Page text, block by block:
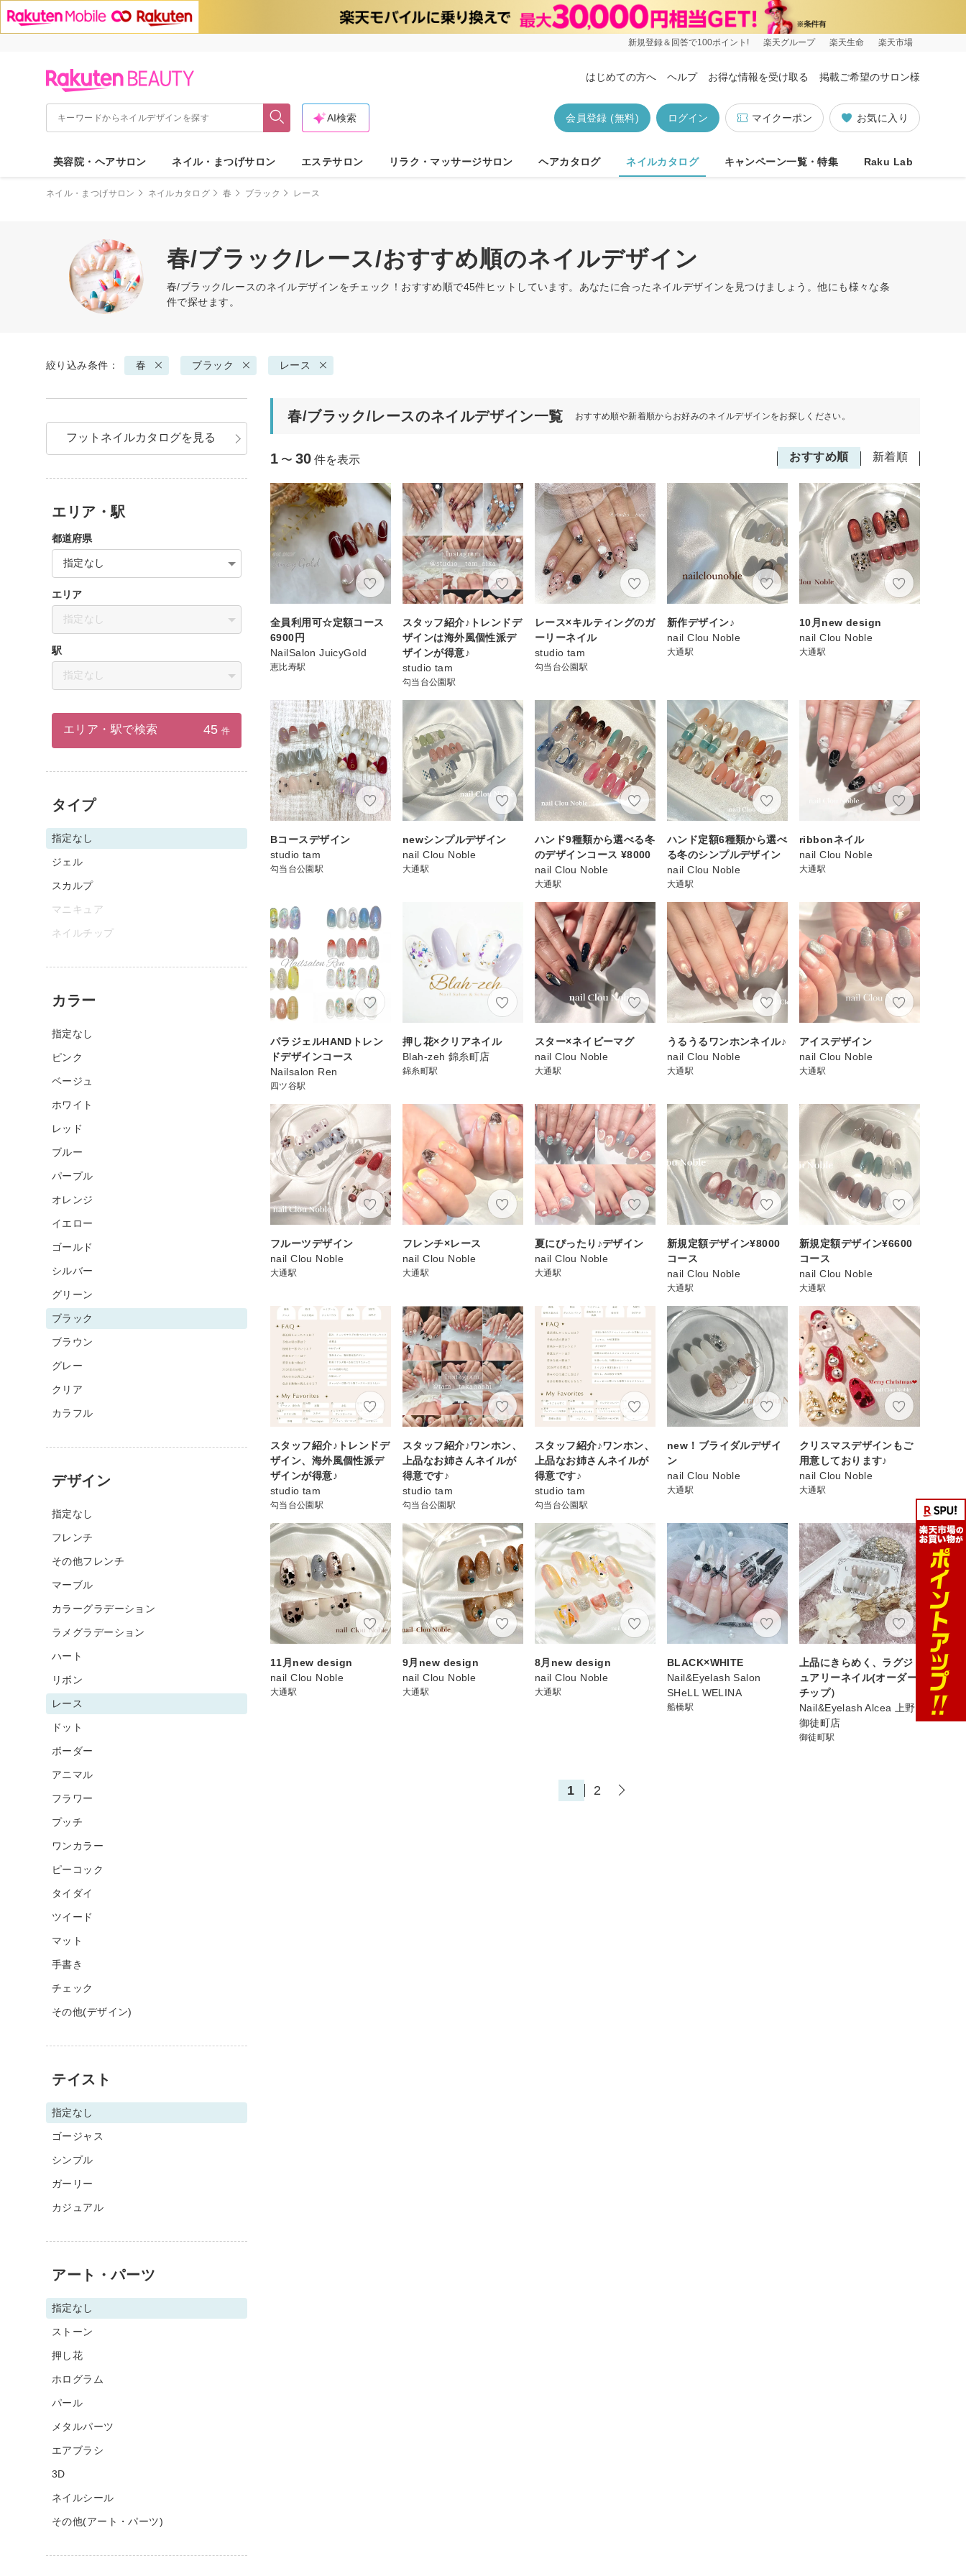
新規登録＆回答で100ポイント! 楽天グループ 楽天生命 楽天市場
はじめての方へ ヘルプ お得な情報を受け取る 掲載ご希望のサロン様
お気に入り
マイクーポン
ログイン
会員登録 (無料)
AI検索
美容院・ヘアサロン ネイル・まつげサロン エステサロン リラク・マッサージサロン ヘアカタログ ネイルカタログ キャンペーン一覧・特集 Raku Lab
ネイル・まつげサロン ネイルカタログ 春 ブラック レース
春/ブラック/レース/おすすめ順のネイルデザイン
春/ブラック/レースのネイルデザインをチェック！おすすめ順で45件ヒットしています。あなたに合ったネイルデザインを見つけましょう。他にも様々な条
件で探せます。
絞り込み条件： 春 ブラック レース
春/ブラック/レースのネイルデザイン一覧 おすすめ順や新着順からお好みのネイルデザインをお探しください。
おすすめ順 新着順
1 〜 30 件を表示
全員利用可☆定額コース
6900円
NailSalon JuicyGold
恵比寿駅
スタッフ紹介♪トレンドデ
ザインは海外風個性派デ
ザインが得意♪
studio tam
勾当台公園駅
レース×キルティングのガ
ーリーネイル
studio tam
勾当台公園駅
新作デザイン♪
nail Clou Noble
大通駅
10月new design
nail Clou Noble
大通駅
Bコースデザイン
studio tam
勾当台公園駅
newシンプルデザイン
nail Clou Noble
大通駅
ハンド9種類から選べる冬
のデザインコース ¥8000
nail Clou Noble
大通駅
ハンド定額6種類から選べ
る冬のシンプルデザイン
nail Clou Noble
大通駅
ribbonネイル
nail Clou Noble
大通駅
パラジェルHANDトレン
ドデザインコース
Nailsalon Ren
四ツ谷駅
押し花×クリアネイル
Blah-zeh 錦糸町店
錦糸町駅
スター×ネイビーマグ
nail Clou Noble
大通駅
うるうるワンホンネイル♪
nail Clou Noble
大通駅
アイスデザイン
nail Clou Noble
大通駅
フルーツデザイン
nail Clou Noble
大通駅
フレンチ×レース
nail Clou Noble
大通駅
夏にぴったり♪デザイン
nail Clou Noble
大通駅
新規定額デザイン¥8000
コース
nail Clou Noble
大通駅
新規定額デザイン¥6600
コース
nail Clou Noble
大通駅
スタッフ紹介♪トレンドデ
ザイン、海外風個性派デ
ザインが得意♪
studio tam
勾当台公園駅
スタッフ紹介♪ワンホン、
上品なお姉さんネイルが
得意です♪
studio tam
勾当台公園駅
スタッフ紹介♪ワンホン、
上品なお姉さんネイルが
得意です♪
studio tam
勾当台公園駅
new！ブライダルデザイ
ン
nail Clou Noble
大通駅
クリスマスデザインもご
用意しております♪
nail Clou Noble
大通駅
11月new design
nail Clou Noble
大通駅
9月new design
nail Clou Noble
大通駅
8月new design
nail Clou Noble
大通駅
BLACK×WHITE
Nail&Eyelash Salon
SHeLL WELINA
船橋駅
上品にきらめく、ラグジ
ュアリーネイル(オーダー
チップ）
Nail&Eyelash Alcea 上野
御徒町店
御徒町駅
1 2
フットネイルカタログを見る
エリア・駅
都道府県
指定なし
エリア
指定なし
駅
指定なし
エリア・駅で検索 45 件
タイプ
指定なし
ジェル
スカルプ
マニキュア
ネイルチップ
カラー
指定なし
ピンク
ベージュ
ホワイト
レッド
ブルー
パープル
オレンジ
イエロー
ゴールド
シルバー
グリーン
ブラック
ブラウン
グレー
クリア
カラフル
デザイン
指定なし
フレンチ
その他フレンチ
マーブル
カラーグラデーション
ラメグラデーション
ハート
リボン
レース
ドット
ボーダー
アニマル
フラワー
プッチ
ワンカラー
ピーコック
タイダイ
ツイード
マット
手書き
チェック
その他(デザイン)
テイスト
指定なし
ゴージャス
シンプル
ガーリー
カジュアル
アート・パーツ
指定なし
ストーン
押し花
ホログラム
パール
メタルパーツ
エアブラシ
3D
ネイルシール
その他(アート・パーツ)